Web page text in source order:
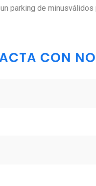
parking de minusválidos
CON